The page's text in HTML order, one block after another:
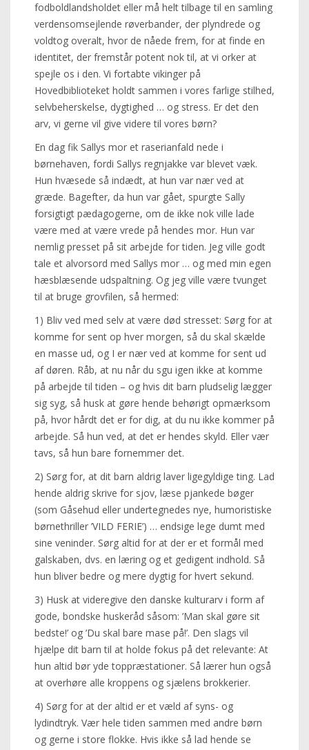
fodboldlandsholdet eller må helt tilbage til en samling
verdensomsejlende røverbander, der plyndrede og
voldtog overalt, hvor de nåede frem, for at finde en
identitet, der fremstår potent nok til, at vi orker at
spejle os i den. Vi fortabte vikinger på
Hovedbiblioteket holdt sammen i vores farlige stilhed,
selvbeherskelse, dygtighed … og stress. Er det den
arv, vi gerne vil give videre til vores børn?
En dag fik Sallys mor et raserianfald nede i
børnehaven, fordi Sallys regnjakke var blevet væk.
Hun hvæsede så indædt, at hun var nær ved at
græde. Bagefter, da hun var gået, spurgte Sally
forsigtigt pædagogerne, om de ikke nok ville lade
være med at være vrede på hendes mor. Hun var
nemlig presset på sit arbejde for tiden. Jeg ville godt
tale et alvorsord med Sallys mor … og med min egen
hæsblæsende udspaltning. Og jeg ville være tvunget
til at bruge grovfilen, så hermed:
1) Bliv ved med selv at være død stresset: Sørg for at
komme for sent op hver morgen, så du skal skælde
en masse ud, og I er nær ved at komme for sent ud
af døren. Råb, at nu når du sgu igen ikke at komme
på arbejde til tiden – og hvis dit barn pludselig lægger
sig syg, så husk at gøre hende behørigt opmærksom
på, hvor hårdt det er for dig, at du nu ikke kommer på
arbejde. Så hun ved, at det er hendes skyld. Eller vær
tavs, så hun bare fornemmer det.
2) Sørg for, at dit barn aldrig laver ligegyldige ting. Lad
hende aldrig skrive for sjov, læse pjankede bøger
(som Gåsehud eller undertegnedes nye, humoristiske
børnethriller ’VILD FERIE’) … endsige lege dumt med
sine veninder. Sørg altid for at der er et formål med
galskaben, dvs. en læring og et gedigent indhold. Så
hun bliver bedre og mere dygtig for hvert sekund.
3) Husk at videregive den danske kulturarv i form af
gode, bondske huskeråd såsom: ’Man skal gøre sit
bedste!’ og ’Du skal bare mase på!’. Den slags vil
hjælpe dit barn til at holde fokus på det relevante: At
hun altid bør yde toppræstationer. Så lærer hun også
at overhøre alle kroppens og sjælens brokkerier.
4) Sørg for at der altid er et væld af syns- og
lydindtryk. Vær hele tiden sammen med andre børn
og gerne i store flokke. Hvis ikke så lad hende se